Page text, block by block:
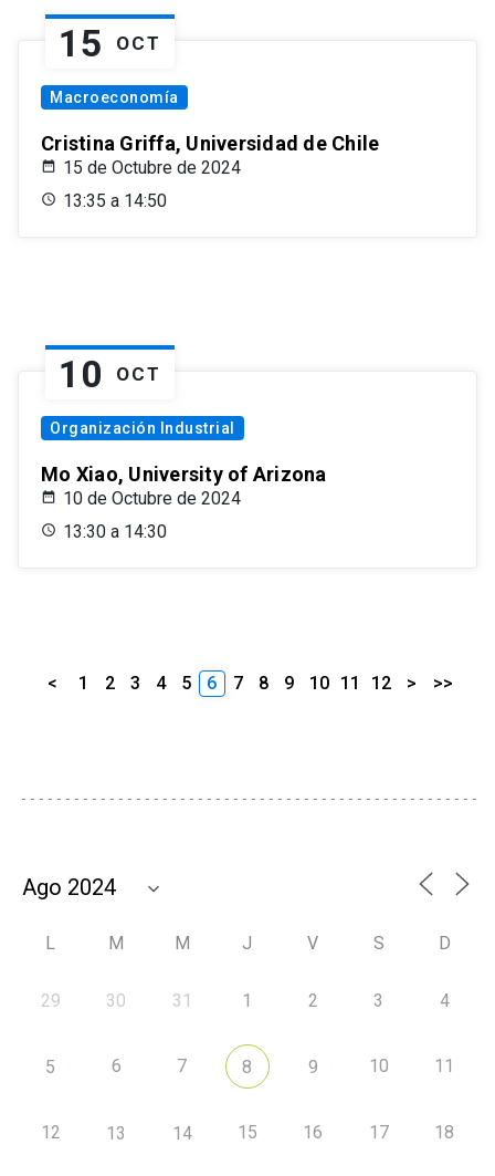
15 OCT
Macroeconomía
Cristina Griffa, Universidad de Chile
15 de Octubre de 2024
13:35 a 14:50
10 OCT
Organización Industrial
Mo Xiao, University of Arizona
10 de Octubre de 2024
13:30 a 14:30
< 1 2 3 4 5 6 7 8 9 10 11 12 > >>
L M M J V S D
29 30 31 1 2 3 4
5 6 7 8 9 10 11
12 13 14 15 16 17 18